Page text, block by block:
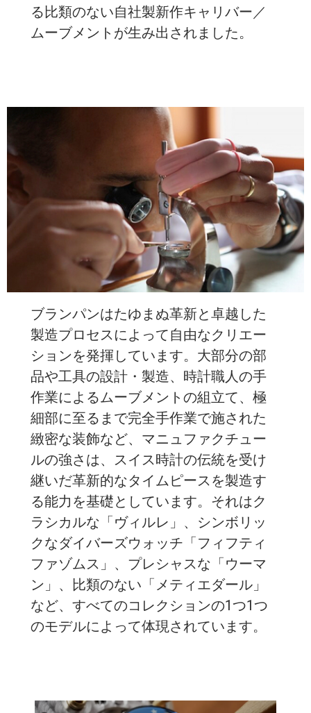
る比類のない自社製新作キャリバー／
ムーブメントが生み出されました。
ブランパンはたゆまぬ革新と卓越した
製造プロセスによって自由なクリエー
ションを発揮しています。大部分の部
品や工具の設計・製造、時計職人の手
作業によるムーブメントの組立て、極
細部に至るまで完全手作業で施された
緻密な装飾など、マニュファクチュー
ルの強さは、スイス時計の伝統を受け
継いだ革新的なタイムピースを製造す
る能力を基礎としています。それはク
ラシカルな「ヴィルレ」、シンボリッ
クなダイバーズウォッチ「フィフティ
ファゾムス」、プレシャスな「ウーマ
ン」、比類のない「メティエダール」
など、すべてのコレクションの1つ1つ
のモデルによって体現されています。